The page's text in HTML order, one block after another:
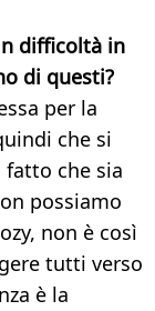
difficoltà in
di questi?
per la
che si
fatto che sia
possiamo
non è così
tutti verso
è la